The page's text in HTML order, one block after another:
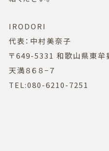
IRODORI
代表：中村美奈子
〒649-5331 和歌山県東牟
天満８６８−７
TEL:080-6210-7251